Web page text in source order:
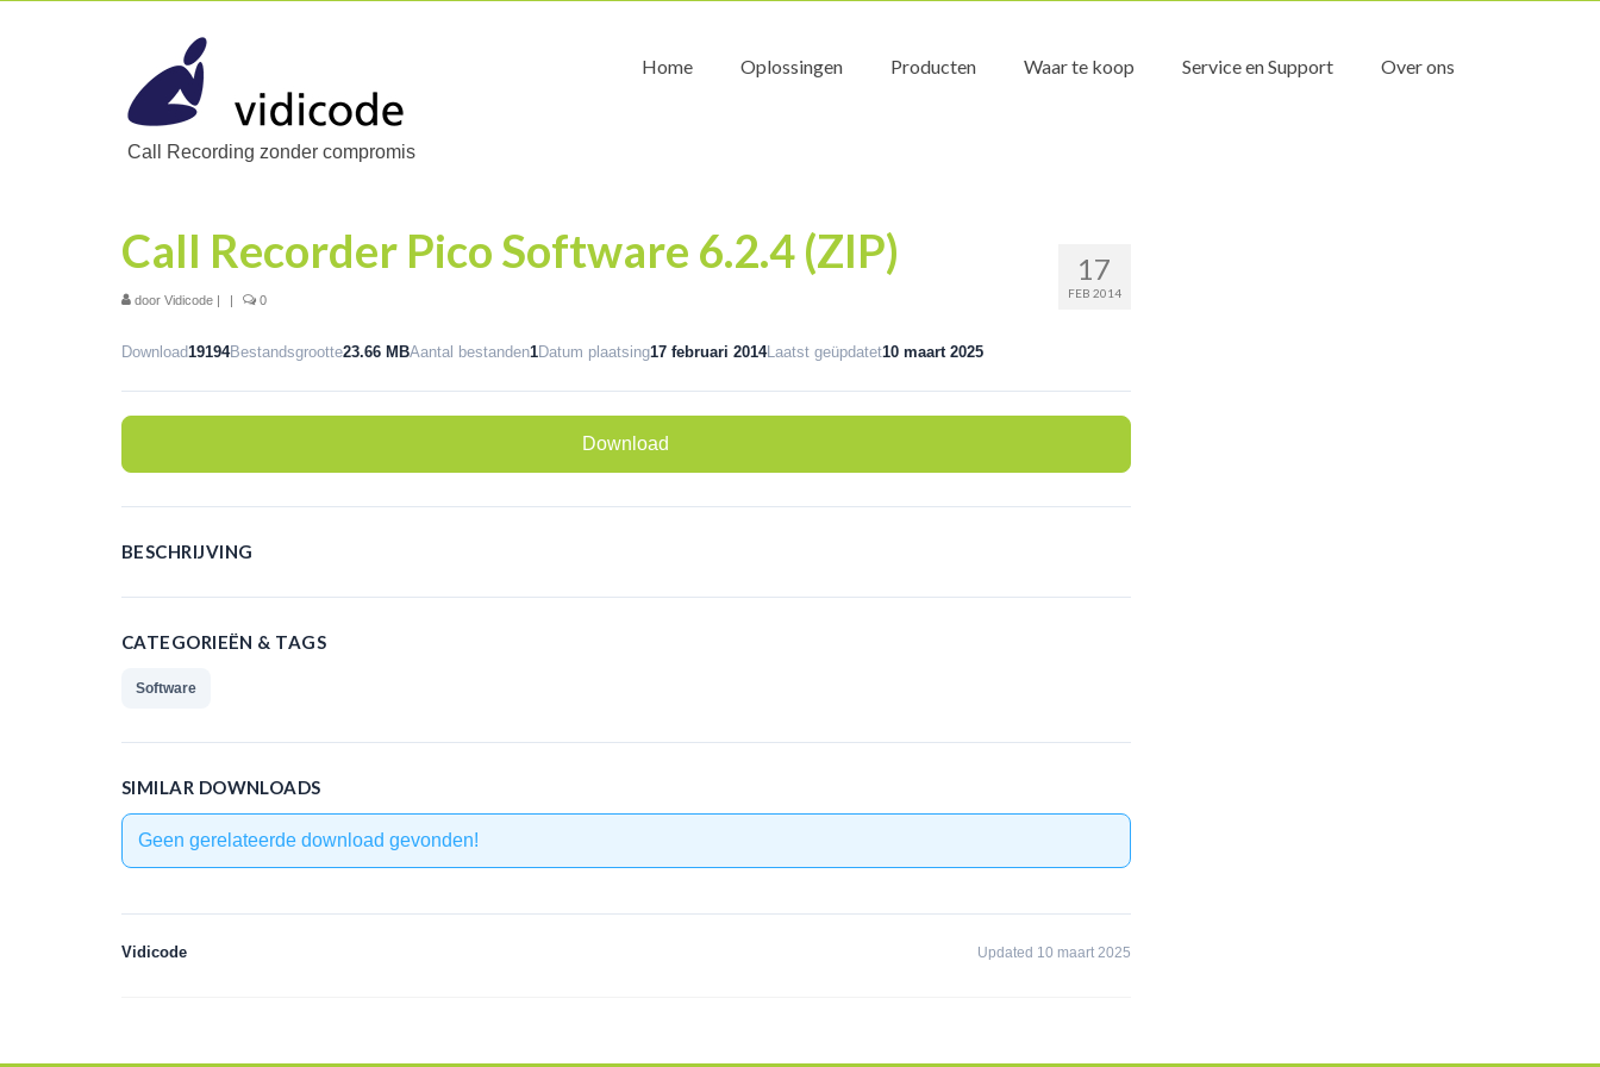
Call Recording zonder compromis
Home Oplossingen Producten Waar te koop Service en Support Over ons
17
FEB 2014
Call Recorder Pico Software 6.2.4 (ZIP)
door Vidicode | | 0
Download19194Bestandsgrootte23.66 MBAantal bestanden1Datum plaatsing17 februari 2014Laatst geüpdatet10 maart 2025
Download
BESCHRIJVING
CATEGORIEËN & TAGS
Software
SIMILAR DOWNLOADS
Geen gerelateerde download gevonden!
Vidicode Updated 10 maart 2025